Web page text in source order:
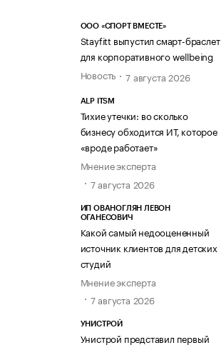
ООО «СПОРТ ВМЕСТЕ»
Stayfitt выпустил смарт-браслет
для корпоративного wellbeing
Новость
7 августа 2026
ALP ITSM
Тихие утечки: во сколько
бизнесу обходится ИТ, которое
«вроде работает»
Мнение эксперта
7 августа 2026
ИП ОВАНОГЛЯН ЛЕВОН
ОГАНЕСОВИЧ
Какой самый недооцененный
источник клиентов для детских
студий
Мнение эксперта
7 августа 2026
УНИСТРОЙ
Унистрой представил первый